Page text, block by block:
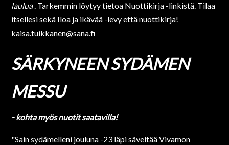
laulua. Tarkemmin löytyy tietoa Nuottikirja -linkistä. Tilaa
itsellesi sekä Iloa ja ikävää -levy että nuottikirja!
kaisa.tuikkanen@sana.fi
SÄRKYNEEN SYDÄMEN
MESSU
- kohta myös nuotit saatavilla!
"Sain sydämelleni jouluna -23 läpi säveltää Vivamon